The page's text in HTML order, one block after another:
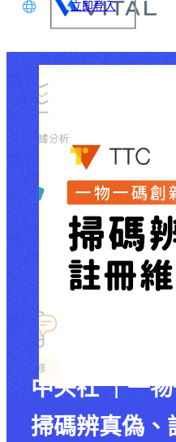
語
中文
立即登入
中央社 ｜一
掃碼辨真偽、